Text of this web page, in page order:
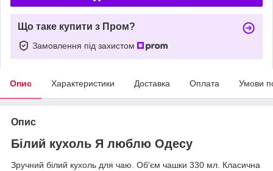
Що таке купити з Пром?
Замовлення під захистом
Опис Характеристики Доставка Оплата Умови
Опис
Білий кухоль Я люблю Одесу
Зручний білий кухоль для чаю. Об'єм чашки 330 мл. Класична